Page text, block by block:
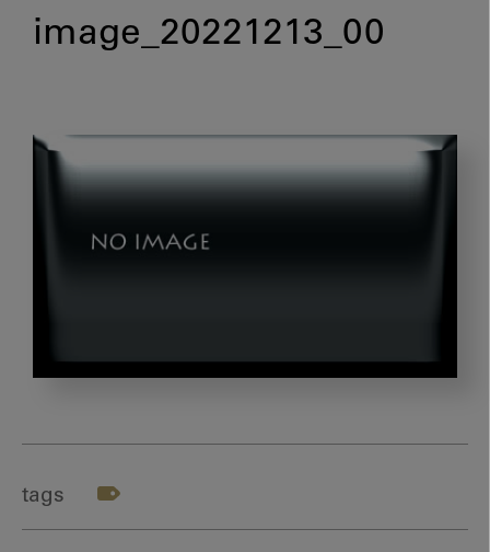
image_20221213_00
tags